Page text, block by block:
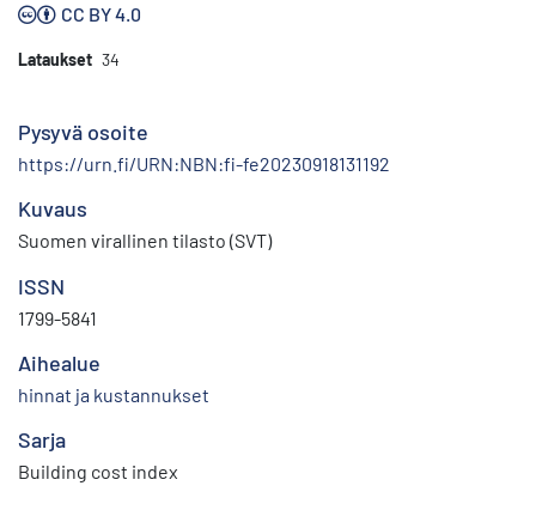
CC BY 4.0
Lataukset 34
Pysyvä osoite
https://urn.fi/URN:NBN:fi-fe20230918131192
Kuvaus
Suomen virallinen tilasto (SVT)
ISSN
1799-5841
Aihealue
hinnat ja kustannukset
Sarja
Building cost index